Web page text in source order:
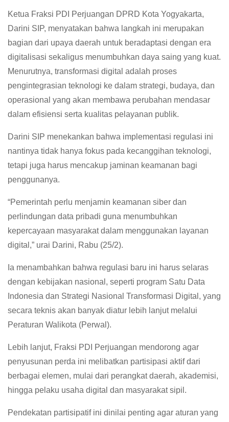
Ketua Fraksi PDI Perjuangan DPRD Kota Yogyakarta,
Darini SIP, menyatakan bahwa langkah ini merupakan
bagian dari upaya daerah untuk beradaptasi dengan era
digitalisasi sekaligus menumbuhkan daya saing yang kuat.
Menurutnya, transformasi digital adalah proses
pengintegrasian teknologi ke dalam strategi, budaya, dan
operasional yang akan membawa perubahan mendasar
dalam efisiensi serta kualitas pelayanan publik.
Darini SIP menekankan bahwa implementasi regulasi ini
nantinya tidak hanya fokus pada kecanggihan teknologi,
tetapi juga harus mencakup jaminan keamanan bagi
penggunanya.
“Pemerintah perlu menjamin keamanan siber dan
perlindungan data pribadi guna menumbuhkan
kepercayaan masyarakat dalam menggunakan layanan
digital,” urai Darini, Rabu (25/2).
Ia menambahkan bahwa regulasi baru ini harus selaras
dengan kebijakan nasional, seperti program Satu Data
Indonesia dan Strategi Nasional Transformasi Digital, yang
secara teknis akan banyak diatur lebih lanjut melalui
Peraturan Walikota (Perwal).
Lebih lanjut, Fraksi PDI Perjuangan mendorong agar
penyusunan perda ini melibatkan partisipasi aktif dari
berbagai elemen, mulai dari perangkat daerah, akademisi,
hingga pelaku usaha digital dan masyarakat sipil.
Pendekatan partisipatif ini dinilai penting agar aturan yang